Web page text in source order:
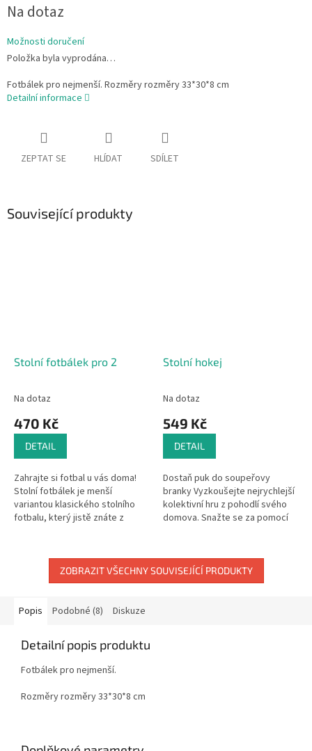
cena:
Na dotaz
Možnosti doručení
Položka byla vyprodána…
Fotbálek pro nejmenší. Rozměry rozměry 33*30*8 cm
Detailní informace
ZEPTAT SE HLÍDAT SDÍLET
Související produkty
Stolní fotbálek pro 2
Na dotaz
470 Kč
DETAIL
Zahrajte si fotbal u vás doma!
Stolní fotbálek je menší
variantou klasického stolního
fotbalu, který jistě znáte z
Stolní hokej
Na dotaz
549 Kč
DETAIL
Dostaň puk do soupeřovy
branky Vyzkoušejte nejrychlejší
kolektivní hru z pohodlí svého
domova. Snažte se za pomocí
ZOBRAZIT VŠECHNY SOUVISEJÍCÍ PRODUKTY
Popis Podobné (8) Diskuze
Detailní popis produktu
Fotbálek pro nejmenší.
Rozměry rozměry 33*30*8 cm